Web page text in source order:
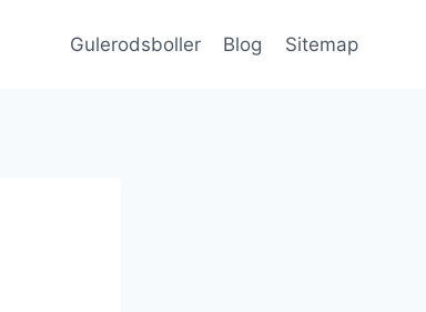
Gulerodsboller Blog Sitemap